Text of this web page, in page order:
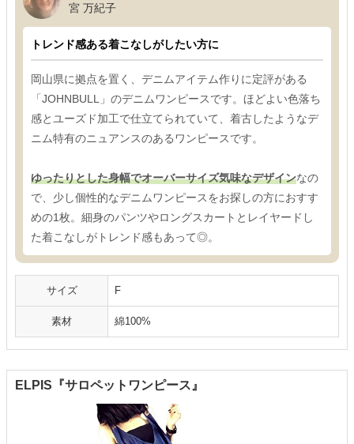
宮 万紀子
トレンド感ある着こなしがしたい方に
岡山県に拠点を置く、デニムアイテム作りに定評がある
「JOHNBULL」のデニムワンピースです。ほどよい色落ち
感とユーズド加工で仕立てられていて、着古したようなデ
ニム特有のニュアンスのあるワンピースです。
ゆったりとした身幅でオーバーサイズ気味なデザインなの
で、少し個性的なデニムワンピースをお探しの方におすす
めの1枚。細身のパンツやロングスカートとレイヤードし
た着こなしがトレンド感もあって◎。
サイズ F
素材 綿100%
ELPIS『サロペットワンピース』